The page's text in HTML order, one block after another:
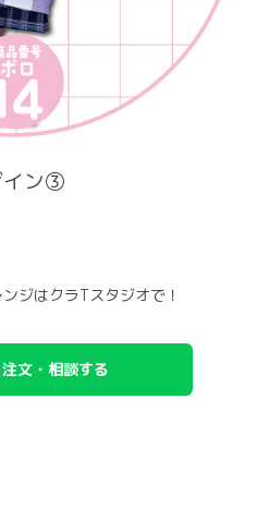
イン③
ジはクラTスタジオで！
文・相談する